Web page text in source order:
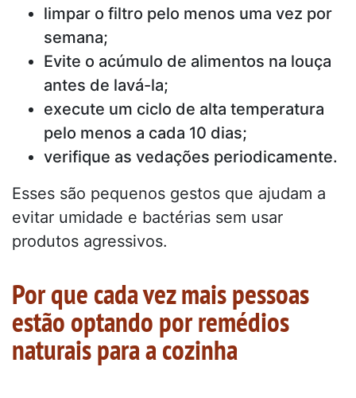
limpar o filtro pelo menos uma vez por
semana;
Evite o acúmulo de alimentos na louça
antes de lavá-la;
execute um ciclo de alta temperatura
pelo menos a cada 10 dias;
verifique as vedações periodicamente.
Esses são pequenos gestos que ajudam a
evitar umidade e bactérias sem usar
produtos agressivos.
Por que cada vez mais pessoas
estão optando por remédios
naturais para a cozinha